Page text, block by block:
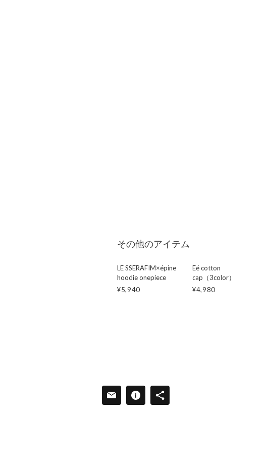
その他のアイテム
LE SSERAFIM×épine
hoodie onepiece
¥5,940
Eé cotton
cap（3color）
¥4,980